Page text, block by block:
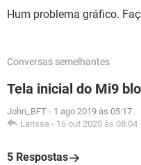
Hum problema gráfico.
Conversas semelhantes
Tela inicial do Mi9
John_BFT - 1 ago 2019 às 05:17
Larissa - 16 out 2020 às 08:04
5 Respostas